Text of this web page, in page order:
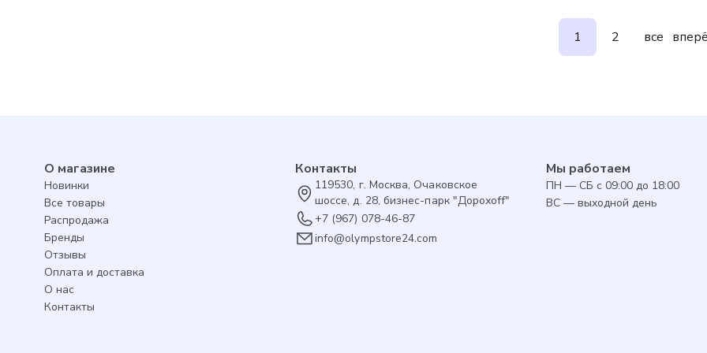
1 2 все
О магазине
Новинки
Все товары
Распродажа
Бренды
Отзывы
Оплата и доставка
О нас
Контакты
Контакты
119530, г. Москва, Очаковское
шоссе, д. 28, бизнес-парк "Дорохоff"
+7 (967) 078-46-87
info@olympstore24.com
Мы работаем
ПН — СБ с 09:00 до 18:00
ВС — выходной день